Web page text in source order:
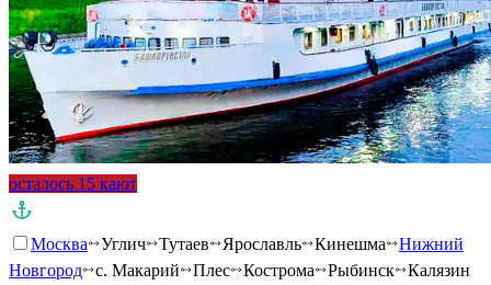
осталось 15 кают
Москва Углич Тутаев Ярославль Кинешма
Нижний
Новгород
с. Макарий Плес Кострома Рыбинск
Калязин